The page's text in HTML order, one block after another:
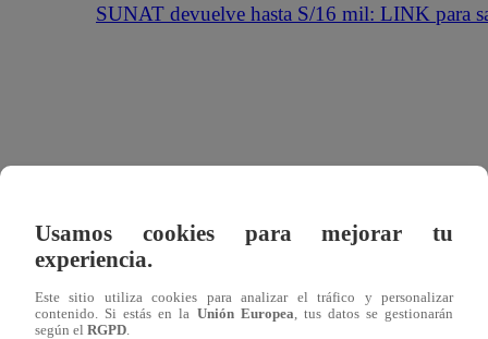
SUNAT devuelve hasta S/16 mil: LINK para
Usamos cookies para mejorar tu
experiencia.
Este sitio utiliza cookies para analizar el tráfico y personalizar
contenido. Si estás en la Unión Europea , tus datos se gestionarán
según el RGPD